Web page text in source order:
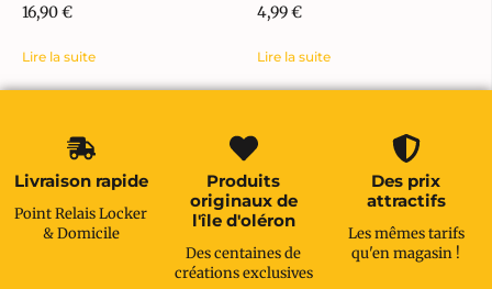
16,90€
Lire la suite
4,99€
Lire la suite
Livraison rapide
Point Relais Locker
& Domicile
Produits
originaux de
l'île d'oléron
Des centaines de
créations exclusives
Des prix
attractifs
Les mêmes tarifs
qu'en magasin !